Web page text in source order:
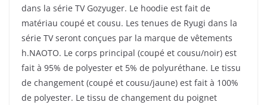
dans la série TV Gozyuger. Le hoodie est fait de
matériau coupé et cousu. Les tenues de Ryugi dans la
série TV seront conçues par la marque de vêtements
h.NAOTO. Le corps principal (coupé et cousu/noir) est
fait à 95% de polyester et 5% de polyuréthane. Le tissu
de changement (coupé et cousu/jaune) est fait à 100%
de polyester. Le tissu de changement du poignet